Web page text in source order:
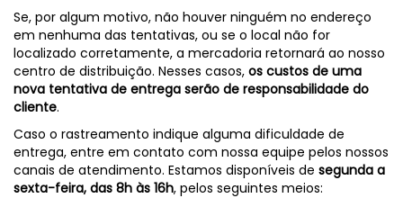
Se, por algum motivo, não houver ninguém no endereço
em nenhuma das tentativas, ou se o local não for
localizado corretamente, a mercadoria retornará ao nosso
centro de distribuição. Nesses casos, os custos de uma
nova tentativa de entrega serão de responsabilidade do
cliente.
Caso o rastreamento indique alguma dificuldade de
entrega, entre em contato com nossa equipe pelos nossos
canais de atendimento. Estamos disponíveis de segunda a
sexta-feira, das 8h às 16h, pelos seguintes meios: